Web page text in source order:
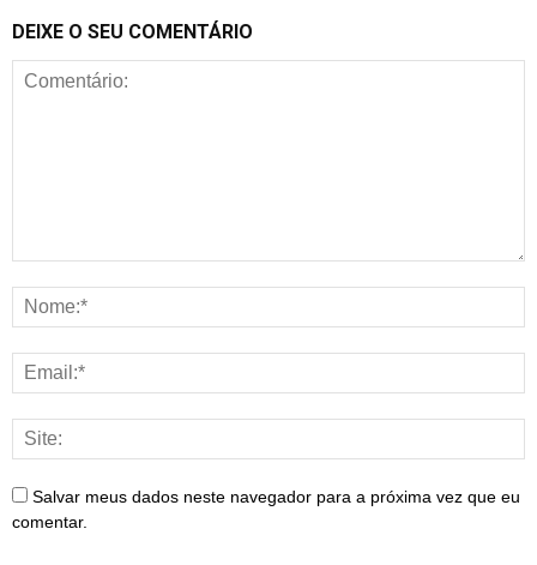
DEIXE O SEU COMENTÁRIO
Salvar meus dados neste navegador para a próxima vez que eu
comentar.